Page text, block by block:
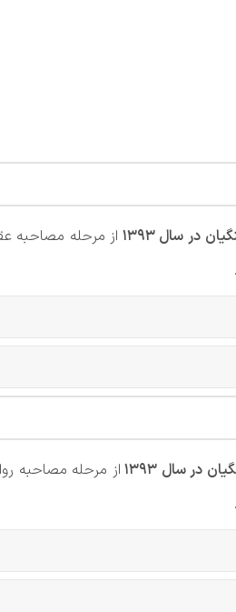
در سال 1393
از مرحله مصاحبه
در سال 1393
از مرحله مصاحبه